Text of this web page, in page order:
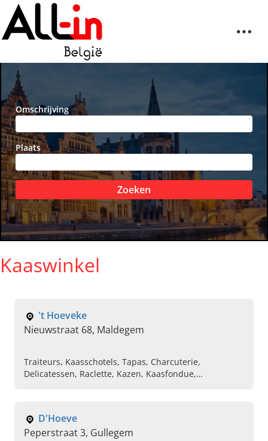
Omschrijving
Plaats
Zoeken
Kaaswinkel
't Hoeveke
Nieuwstraat 68, Maldegem
Traiteurs, Kaasschotels, Tapas, Charcuterie,
Delicatessen, Raclette, Kazen, Kaasfondue,
D'Hoeve
Peperstraat 3, Gullegem